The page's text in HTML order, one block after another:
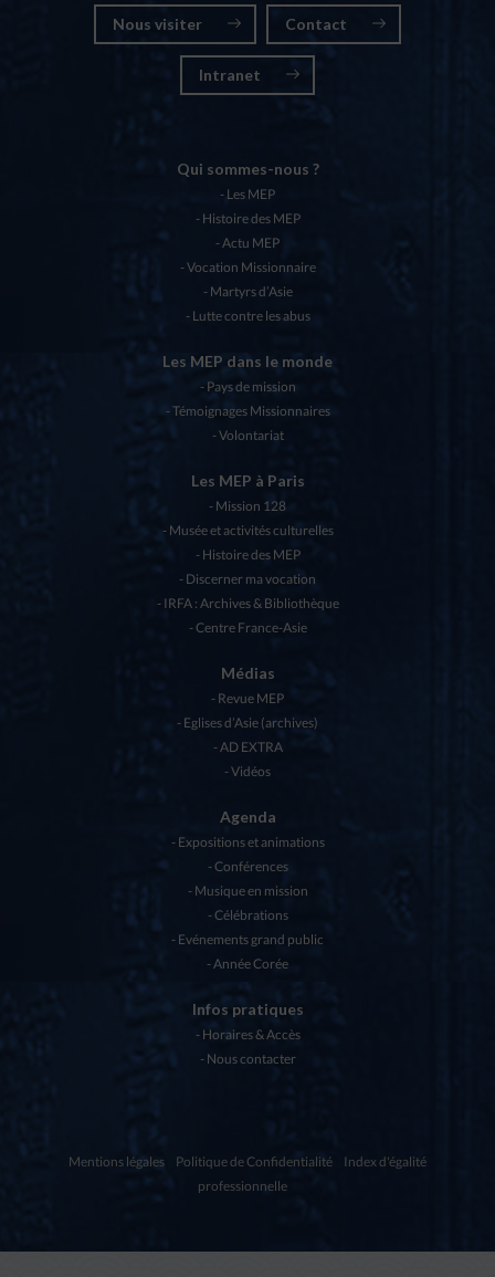
Nous visiter Contact
Intranet
Qui sommes-nous ?
Les MEP
Histoire des MEP
Actu MEP
Vocation Missionnaire
Martyrs d’Asie
Lutte contre les abus
Les MEP dans le monde
Pays de mission
Témoignages Missionnaires
Volontariat
Les MEP à Paris
Mission 128
Musée et activités culturelles
Histoire des MEP
Discerner ma vocation
IRFA : Archives & Bibliothèque
Centre France-Asie
Médias
Revue MEP
Eglises d’Asie (archives)
AD EXTRA
Vidéos
Agenda
Expositions et animations
Conférences
Musique en mission
Célébrations
Evénements grand public
Année Corée
Infos pratiques
Horaires & Accès
Nous contacter
Mentions légales Politique de Confidentialité
Index d'égalité
professionnelle